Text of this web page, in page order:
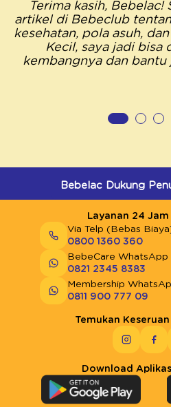
Terima kasih, Bebelac!
artikel di Bebeclub
kesehatan, pola asuh,
Kecil, saya jadi bisa
kembangnya dan bantu
Bebelac Dukung
Layanan 24
Via Telp (Bebas
0800 1360 360
BebeCare WhatsApp
0821 2345 8383
Membership
0811 900 777 09
Temukan
Download